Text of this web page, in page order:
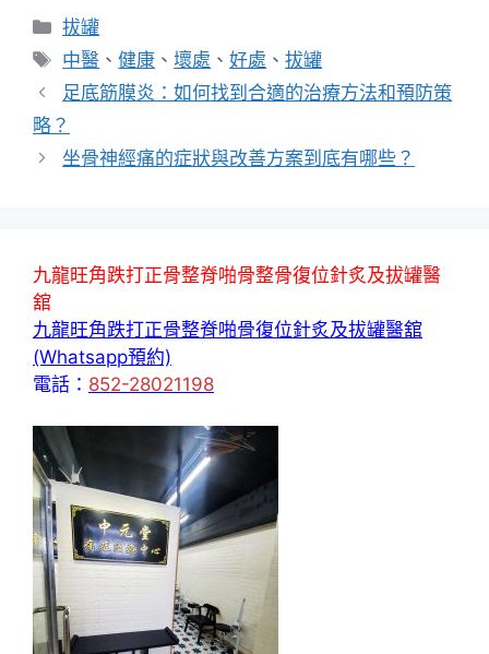
分
類
拔罐
標
籤
中醫 、健康 、壞處 、好處 、拔罐
足底筋膜炎：如何找到合適的治療方法和預防策
略？
坐骨神經痛的症狀與改善方案到底有哪些？
九龍旺角跌打正骨整脊啪骨整骨復位針炙及拔罐醫
舘
九龍旺角跌打正骨整脊啪骨復位針炙及拔罐醫舘
(Whatsapp預約)
電話： 852-28021198